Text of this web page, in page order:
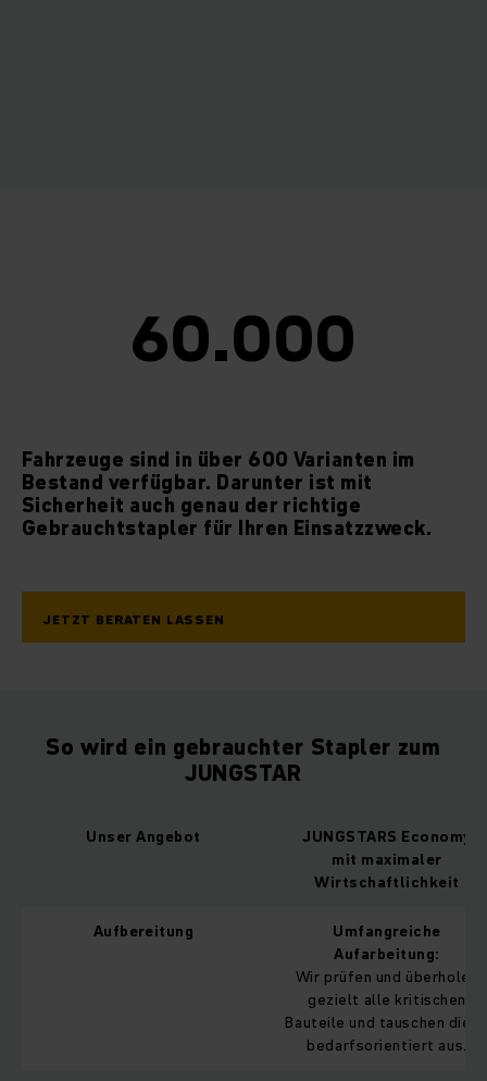
60.000
Fahrzeuge sind in über 600 Varianten im
Bestand verfügbar. Darunter ist mit
Sicherheit auch genau der richtige
Gebrauchtstapler für Ihren Einsatzzweck.
JETZT BERATEN LASSEN
So wird ein gebrauchter Stapler zum
JUNGSTAR
Unser Angebot
JUNGSTARS Economy
mit maximaler
Wirtschaftlichkeit
Aufbereitung
Umfangreiche
Aufarbeitung:
Wir prüfen und überholen
gezielt alle kritischen
Bauteile und tauschen
bedarfsorientiert aus.